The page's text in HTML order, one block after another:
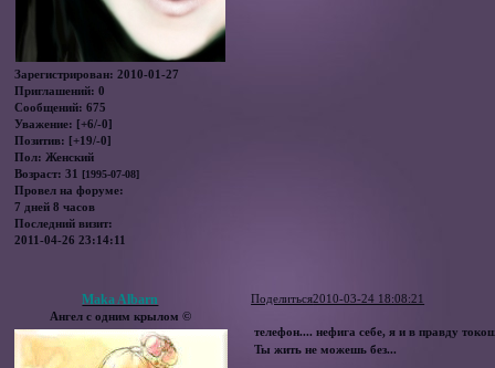
Зарегистрирован: 2010-01-27
Приглашений: 0
Сообщений: 675
Уважение: [+6/-0]
Позитив: [+19/-0]
Пол: Женский
Возраст: 31 [1995-07-08]
Провел на форуме:
7 дней 8 часов
Последний визит:
2011-04-26 23:14:11
Поделиться2010-03-24 18:08:21
Maka Albarn
Ангел с одним крылом ©
телефон.... нефига себе, я и в правду
Ты жить не можешь без...